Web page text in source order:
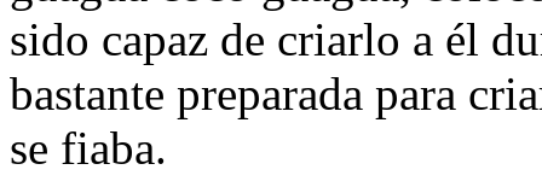
sido capaz de criarlo a él
bastante preparada para
se fiaba.